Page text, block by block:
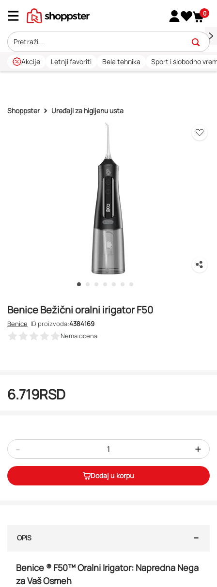
0
Akcije Letnji favoriti Bela tehnika Sport i slobodno
Shoppster Uređaji za higijenu usta
Benice Bežični oralni irigator F50
Benice ID proizvoda:4384169
Nema ocena
6.719RSD
- +
Dodaj u korpu
OPIS
Benice ® F50™ Oralni Irigator: Napredna Nega
za Vaš Osmeh